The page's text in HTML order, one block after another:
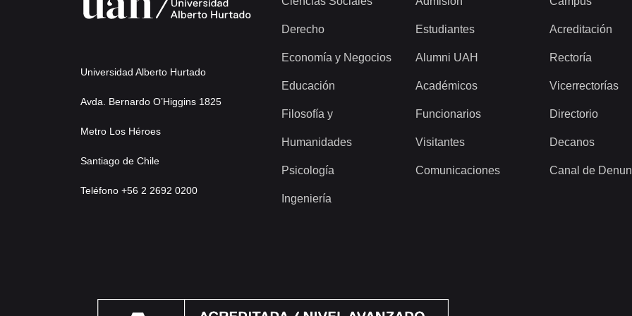
Universidad Alberto Hurtado
Avda. Bernardo O’Higgins 1825
Metro Los Héroes
Santiago de Chile
Teléfono +56 2 2692 0200
Derecho
Economía y Negocios
Educación
Filosofía y
Humanidades
Psicología
Ingeniería
Estudiantes
Alumni UAH
Académicos
Funcionarios
Visitantes
Comunicaciones
Acreditación
Rectoría
Vicerrectorías
Directorio
Decanos
Canal de